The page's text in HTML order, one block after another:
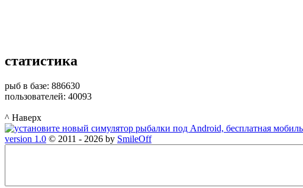
статистика
рыб в базе: 886630
пользователей: 40093
^ Наверх
version 1.0 © 2011 - 2026 by SmileOff